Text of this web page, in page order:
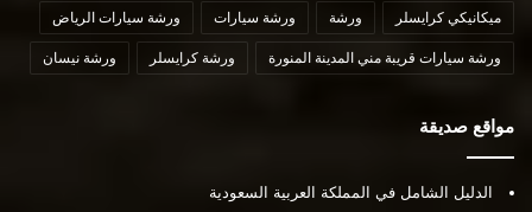
ميكانيكي كرايسلر ورشة ورشة سيارات ورشة سيارات الرياض
ورشة سيارات قريبة مني المدينة المنورة ورشة كرايسلر ورشة نيسان
مواقع صديقة
الدليل الشامل في المملكة العربية السعودية